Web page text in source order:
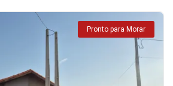
Pronto para Morar